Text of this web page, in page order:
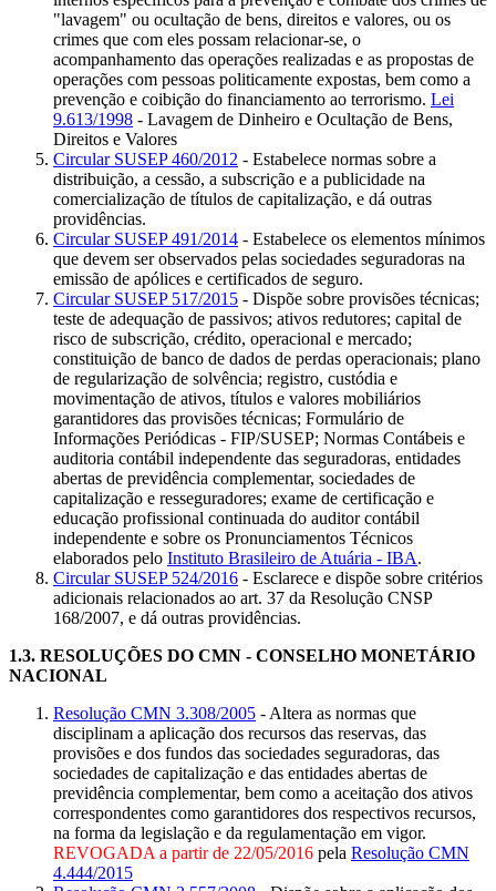
"lavagem" ou ocultação de bens, direitos e valores, ou os
crimes que com eles possam relacionar-se, o
acompanhamento das operações realizadas e as propostas de
operações com pessoas politicamente expostas, bem como a
prevenção e coibição do financiamento ao terrorismo. Lei
9.613/1998 - Lavagem de Dinheiro e Ocultação de Bens,
Direitos e Valores
Circular SUSEP 460/2012 - Estabelece normas sobre a
distribuição, a cessão, a subscrição e a publicidade na
comercialização de títulos de capitalização, e dá outras
providências.
Circular SUSEP 491/2014 - Estabelece os elementos mínimos
que devem ser observados pelas sociedades seguradoras na
emissão de apólices e certificados de seguro.
Circular SUSEP 517/2015 - Dispõe sobre provisões técnicas;
teste de adequação de passivos; ativos redutores; capital de
risco de subscrição, crédito, operacional e mercado;
constituição de banco de dados de perdas operacionais; plano
de regularização de solvência; registro, custódia e
movimentação de ativos, títulos e valores mobiliários
garantidores das provisões técnicas; Formulário de
Informações Periódicas - FIP/SUSEP; Normas Contábeis e
auditoria contábil independente das seguradoras, entidades
abertas de previdência complementar, sociedades de
capitalização e resseguradores; exame de certificação e
educação profissional continuada do auditor contábil
independente e sobre os Pronunciamentos Técnicos
elaborados pelo Instituto Brasileiro de Atuária - IBA.
Circular SUSEP 524/2016 - Esclarece e dispõe sobre critérios
adicionais relacionados ao art. 37 da Resolução CNSP
168/2007, e dá outras providências.
1.3. RESOLUÇÕES DO CMN - CONSELHO MONETÁRIO
NACIONAL
Resolução CMN 3.308/2005 - Altera as normas que
disciplinam a aplicação dos recursos das reservas, das
provisões e dos fundos das sociedades seguradoras, das
sociedades de capitalização e das entidades abertas de
previdência complementar, bem como a aceitação dos ativos
correspondentes como garantidores dos respectivos recursos,
na forma da legislação e da regulamentação em vigor.
REVOGADA a partir de 22/05/2016 pela Resolução CMN
4.444/2015